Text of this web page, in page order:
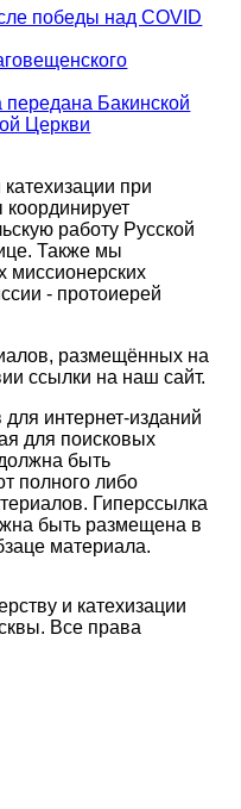
победы над COVID
передана Бакинской
Церкви
при
работу Русской
Также мы
миссионерских
- протоиерей
размещённых на
ссылки на наш сайт.
интернет-изданий
для поисковых
быть
полного либо
Гиперссылка
быть размещена в
материала.
и катехизации
Все права